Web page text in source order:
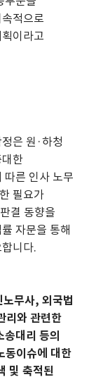
적으로
이라고
은 원·하청
한
따른 인사 노무
필요가
결 동향을
자문을 통해
니다.
무사, 외국법
리와 관련한
송대리 등의
동이슈에 대한
및 축적된